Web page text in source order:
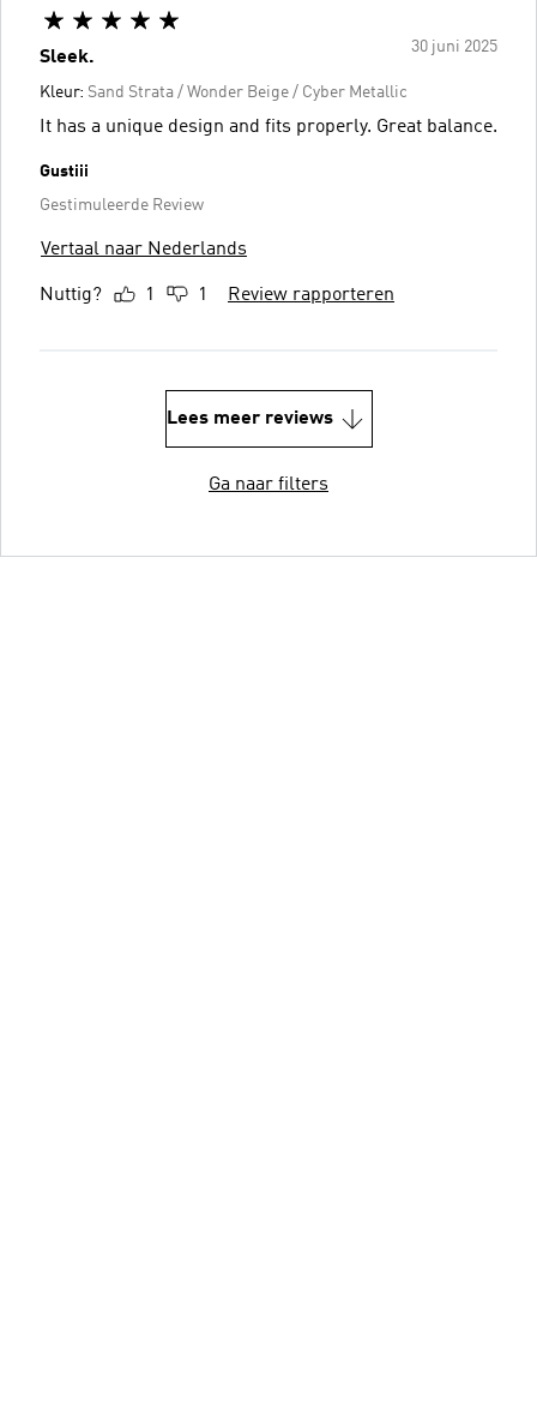
30 juni 2025
Sleek.
Kleur: Sand Strata / Wonder Beige / Cyber Metallic
It has a unique design and fits properly. Great balance.
Gustiii
Gestimuleerde Review
Vertaal naar Nederlands
Nuttig? 1 1 Review rapporteren
Lees meer reviews
Ga naar filters